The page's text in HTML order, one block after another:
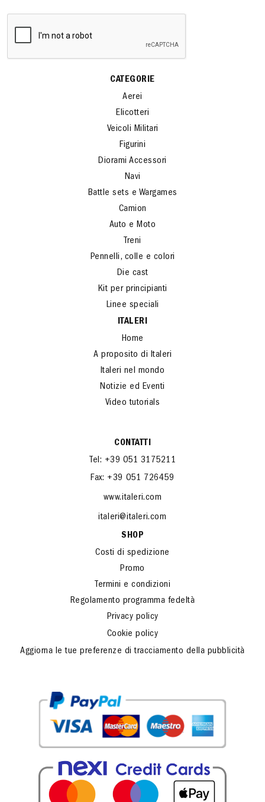
CATEGORIE
Aerei
Elicotteri
Veicoli Militari
Figurini
Diorami Accessori
Navi
Battle sets e Wargames
Camion
Auto e Moto
Treni
Pennelli, colle e colori
Die cast
Kit per principianti
Linee speciali
ITALERI
Home
A proposito di Italeri
Italeri nel mondo
Notizie ed Eventi
Video tutorials
CONTATTI
Tel: +39 051 3175211
Fax: +39 051 726459
www.italeri.com
italeri@italeri.com
SHOP
Costi di spedizione
Promo
Termini e condizioni
Regolamento programma fedeltà
Privacy policy
Cookie policy
Aggiorna le tue preferenze di tracciamento della pubblicità